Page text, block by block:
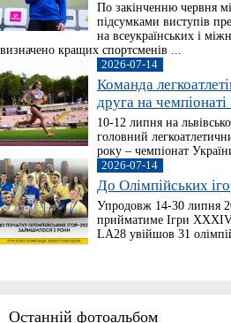
Останній фотоальбом
По закінченню червня
підсумками виступів
на всеукраїнських і
визначено кращих спортсменів ...
2026-07-14
Команда
друга на
10-12 липня на
головний
року – чемпіонат
2026-07-14
До Олімпійських
Упродовж 14-30 липня
прийматиме Ігри
LA28 увійшов 31